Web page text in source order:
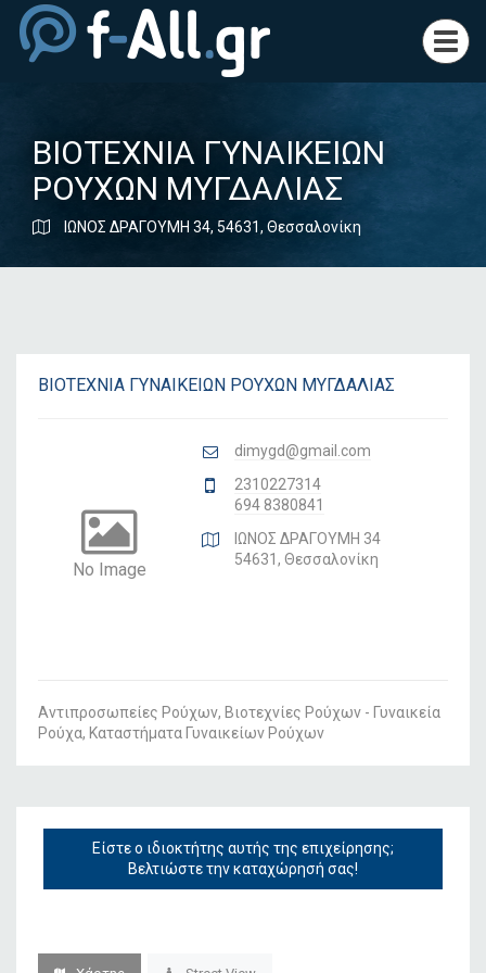
ΒΙΟΤΕΧΝΙΑ ΓΥΝΑΙΚΕΙΩΝ
ΡΟΥΧΩΝ ΜΥΓΔΑΛΙΑΣ
ΙΩΝΟΣ ΔΡΑΓΟΥΜΗ 34, 54631, Θεσσαλονίκη
ΒΙΟΤΕΧΝΙΑ ΓΥΝΑΙΚΕΙΩΝ ΡΟΥΧΩΝ ΜΥΓΔΑΛΙΑΣ
No Image
dimygd@gmail.com
2310227314
694 8380841
ΙΩΝΟΣ ΔΡΑΓΟΥΜΗ 34
54631, Θεσσαλονίκη
Αντιπροσωπείες Ρούχων, Βιοτεχνίες Ρούχων - Γυναικεία
Ρούχα, Καταστήματα Γυναικείων Ρούχων
Είστε ο ιδιοκτήτης αυτής της επιχείρησης;
Βελτιώστε την καταχώρησή σας!